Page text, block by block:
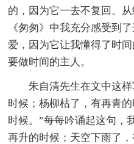
的，因为它一去不复回。
《匆匆》中我充分感受到
爱，因为它让我懂得了时
要做时间的主人。
朱自清先生在文中这
时候；杨柳枯了，有再青
时候。”每每吟诵起这句，
再升的时候；天空下雨了